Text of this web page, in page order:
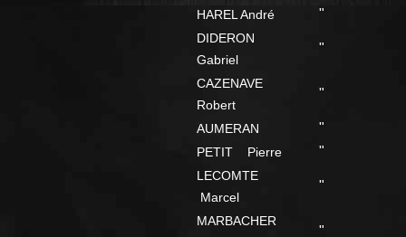
HAREL André "
DIDERON
Gabriel
"
CAZENAVE
Robert
"
AUMERAN "
PETIT Pierre "
LECOMTE
Marcel
"
MARBACHER
"